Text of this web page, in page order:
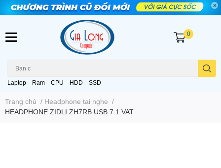
Laptop Ram CPU HDD SSD
0
Trang chủ / Headphone tai nghe /
HEADPHONE ZIDLI ZH7RB USB 7.1 VAT